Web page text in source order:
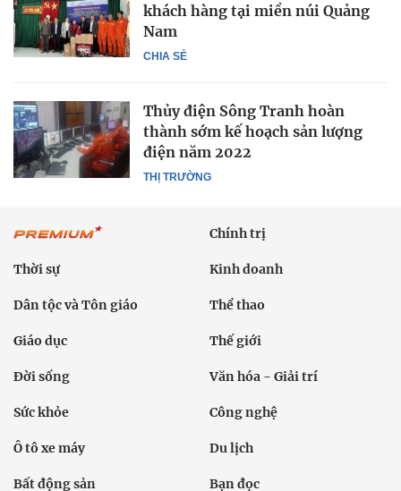
CHIA SẺ
khách hàng tại miền núi Quảng
Nam
THỊ TRƯỜNG
Thủy điện Sông Tranh hoàn
thành sớm kế hoạch sản lượng
điện năm 2022
Chính trị
Thời sự Kinh doanh
Dân tộc và Tôn giáo Thể thao
Giáo dục Thế giới
Đời sống Văn hóa - Giải trí
Sức khỏe Công nghệ
Ô tô xe máy Du lịch
Bất động sản Bạn đọc